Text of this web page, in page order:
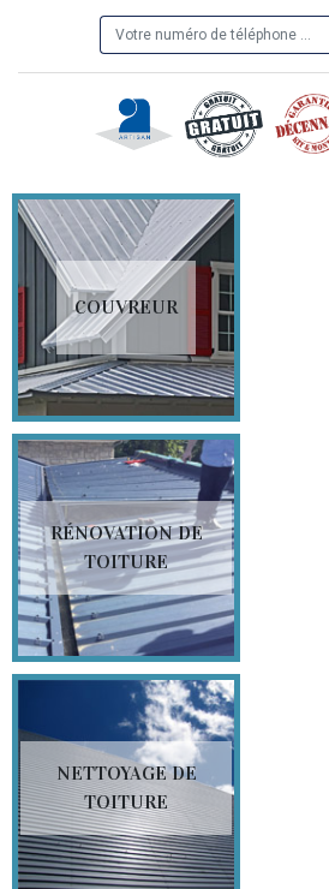
COUVREUR
RÉNOVATION DE
TOITURE
NETTOYAGE DE
TOITURE